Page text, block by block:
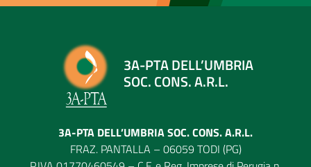
3A-PTA DELL’UMBRIA
SOC. CONS. A.R.L.
3A-PTA DELL’UMBRIA SOC. CONS. A.R.L.
FRAZ. PANTALLA – 06059 TODI (PG)